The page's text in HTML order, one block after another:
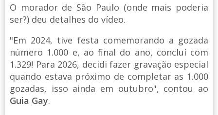
O morador de São Paulo (onde mais poderia
ser?) deu detalhes do vídeo.
"Em 2024, tive festa comemorando a gozada
número 1.000 e, ao final do ano, concluí com
1.329! Para 2026, decidi fazer gravação especial
quando estava próximo de completar as 1.000
gozadas, isso ainda em outubro", contou ao
Guia Gay.